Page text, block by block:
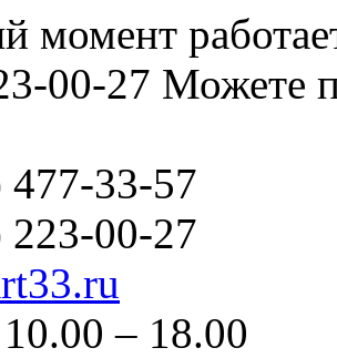
момент
00-27 Можете
477-33-57
223-00-27
– 18.00